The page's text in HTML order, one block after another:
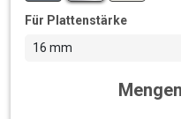
Für Plattenstärke
16 mm